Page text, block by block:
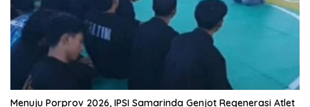
Menuju Porprov 2026, IPSI Samarinda Genjot Regenerasi Atlet